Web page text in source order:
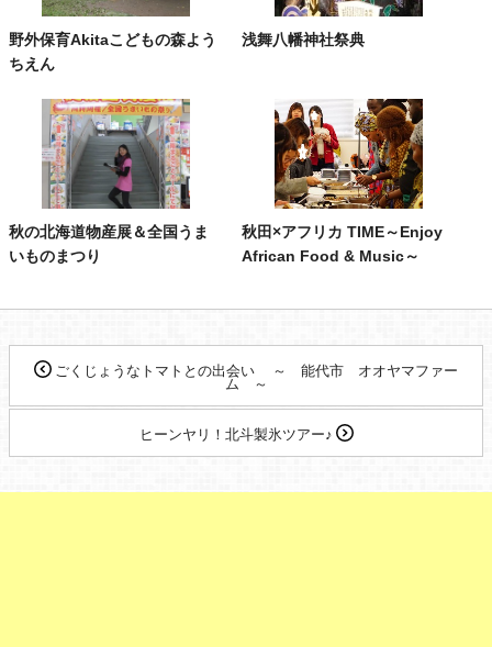
野外保育Akitaこどもの森よう
ちえん
浅舞八幡神社祭典
秋の北海道物産展＆全国うま
いものまつり
秋田×アフリカ TIME～Enjoy
African Food & Music～
ごくじょうなトマトとの出会い ～ 能代市 オオヤマファー
ム ～
ヒーンヤリ！北斗製氷ツアー♪